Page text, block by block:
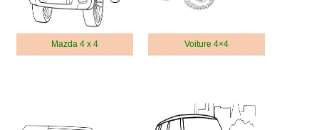
Mazda 4 x 4 Voiture 4×4